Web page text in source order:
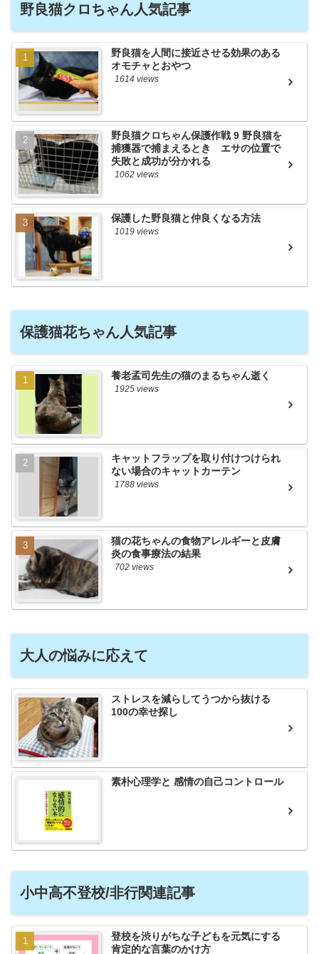
野良猫クロちゃん人気記事
野良猫を人間に接近させる効果のある
オモチャとおやつ
1614 views
野良猫クロちゃん保護作戦 9 野良猫を
捕獲器で捕まえるとき エサの位置で
失敗と成功が分かれる
1062 views
保護した野良猫と仲良くなる方法
1019 views
保護猫花ちゃん人気記事
養老孟司先生の猫のまるちゃん逝く
1925 views
キャットフラップを取り付けつけられ
ない場合のキャットカーテン
1788 views
猫の花ちゃんの食物アレルギーと皮膚
炎の食事療法の結果
702 views
大人の悩みに応えて
ストレスを減らしてうつから抜ける
100の幸せ探し
素朴心理学と 感情の自己コントロール
小中高不登校/非行関連記事
登校を渋りがちな子どもを元気にする
肯定的な言葉のかけ方